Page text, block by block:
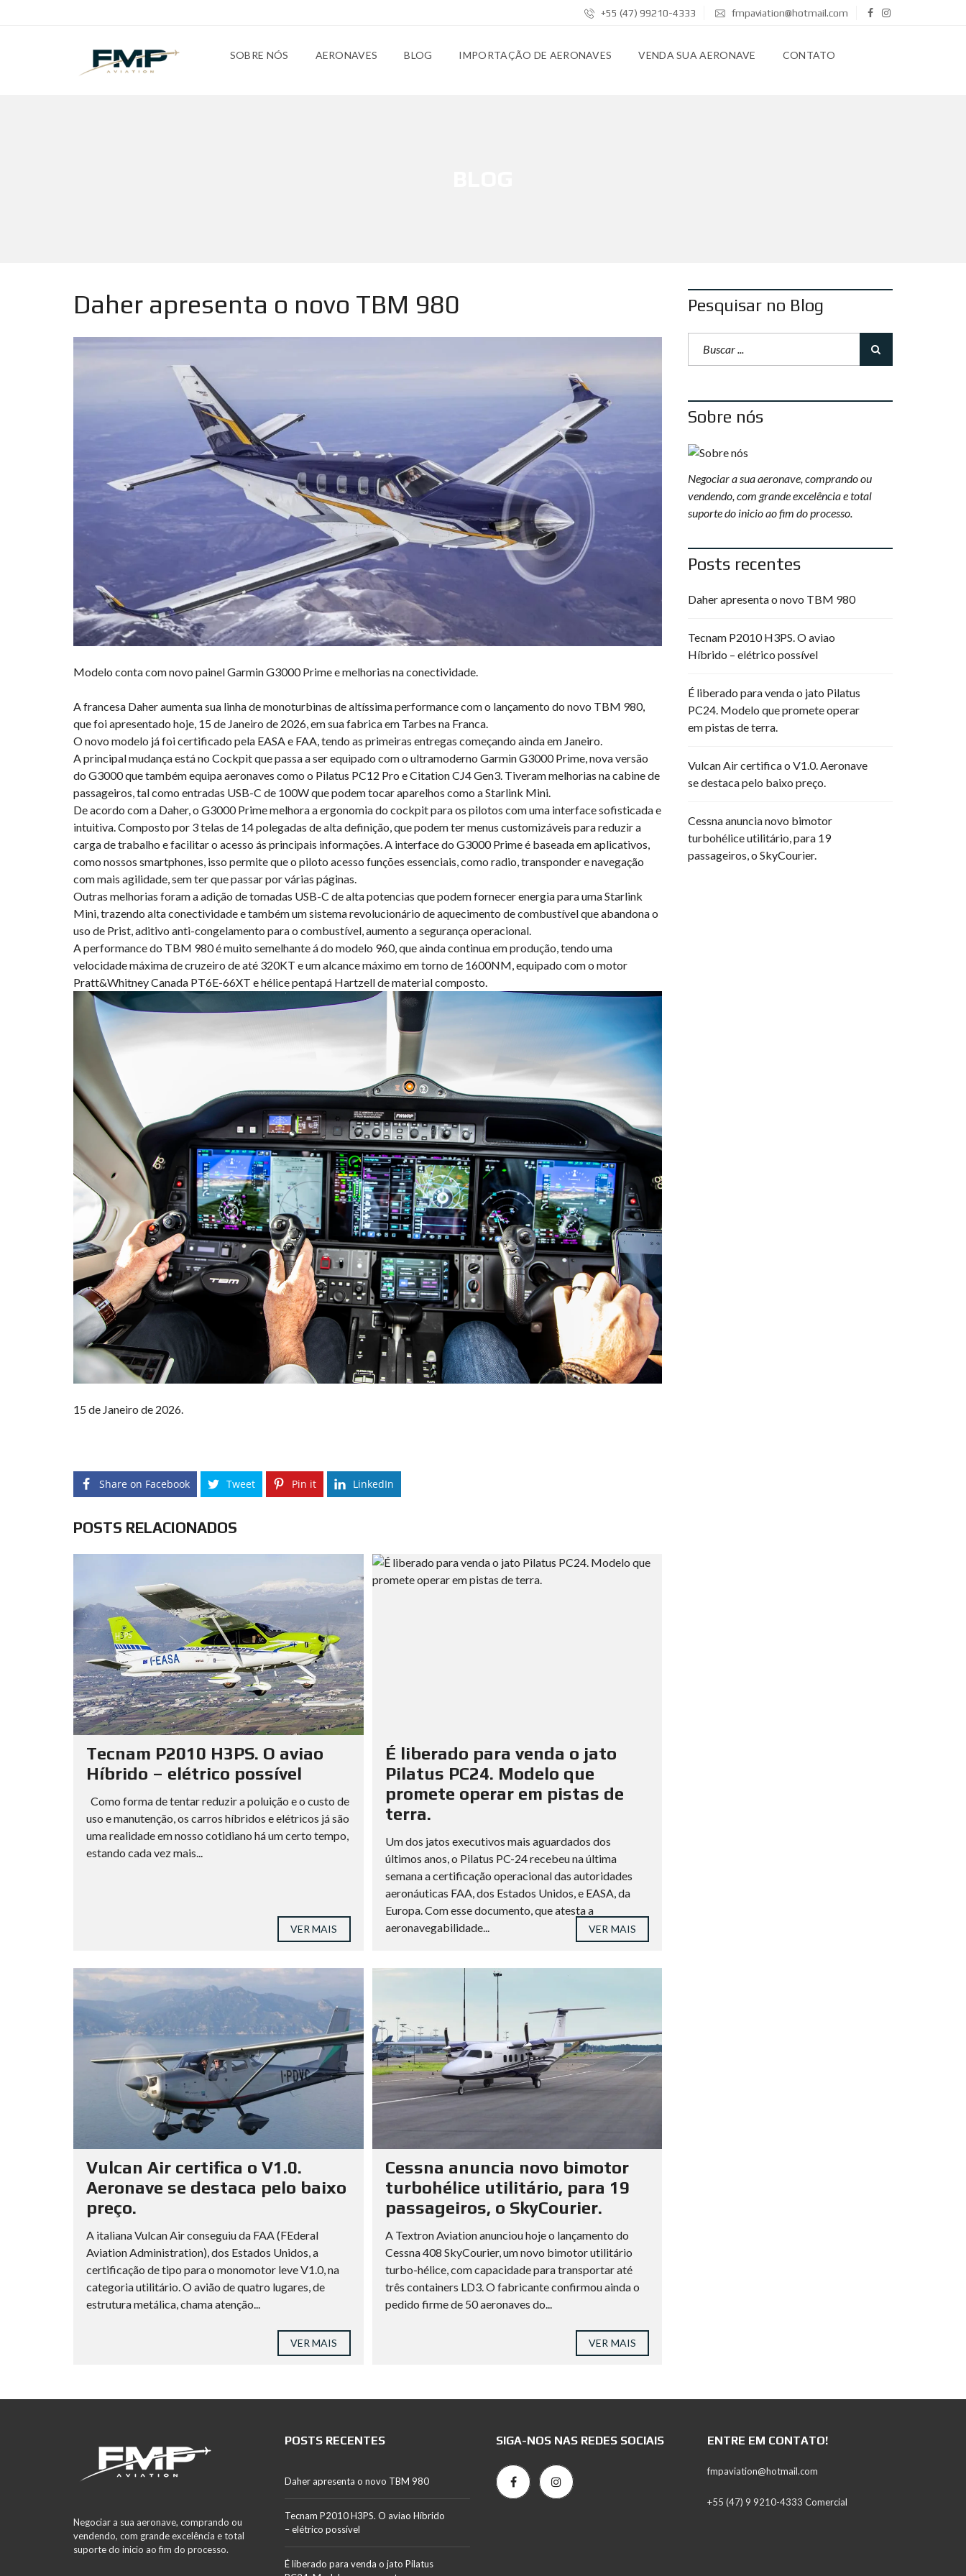
+55 (47) 99210-4333 fmpaviation@hotmail.com
SOBRE NÓS AERONAVES BLOG IMPORTAÇÃO DE AERONAVES VENDA SUA AERONAVE CONTATO
Daher apresenta o novo TBM 980
Modelo conta com novo painel Garmin G3000 Prime e melhorias na conectividade.
A francesa Daher aumenta sua linha de monoturbinas de altíssima performance com o lançamento do novo TBM 980,
que foi apresentado hoje, 15 de Janeiro de 2026, em sua fabrica em Tarbes na Franca.
O novo modelo já foi certificado pela EASA e FAA, tendo as primeiras entregas começando ainda em Janeiro.
A principal mudança está no Cockpit que passa a ser equipado com o ultramoderno Garmin G3000 Prime, nova versão
do G3000 que também equipa aeronaves como o Pilatus PC12 Pro e Citation CJ4 Gen3. Tiveram melhorias na cabine de
passageiros, tal como entradas USB-C de 100W que podem tocar aparelhos como a Starlink Mini.
De acordo com a Daher, o G3000 Prime melhora a ergonomia do cockpit para os pilotos com uma interface sofisticada e
intuitiva. Composto por 3 telas de 14 polegadas de alta definição, que podem ter menus customizáveis para reduzir a
carga de trabalho e facilitar o acesso ás principais informações. A interface do G3000 Prime é baseada em aplicativos,
como nossos smartphones, isso permite que o piloto acesso funções essenciais, como radio, transponder e navegação
com mais agilidade, sem ter que passar por várias páginas.
Outras melhorias foram a adição de tomadas USB-C de alta potencias que podem fornecer energia para uma Starlink
Mini, trazendo alta conectividade e também um sistema revolucionário de aquecimento de combustível que abandona o
uso de Prist, aditivo anti-congelamento para o combustível, aumento a segurança operacional.
A performance do TBM 980 é muito semelhante á do modelo 960, que ainda continua em produção, tendo uma
velocidade máxima de cruzeiro de até 320KT e um alcance máximo em torno de 1600NM, equipado com o motor
Pratt&Whitney Canada PT6E-66XT e hélice pentapá Hartzell de material composto.
15 de Janeiro de 2026.
Share on Facebook Tweet Pin it LinkedIn
POSTS RELACIONADOS
Tecnam P2010 H3PS. O aviao
Híbrido – elétrico possível
Como forma de tentar reduzir a poluição e o custo de
uso e manutenção, os carros híbridos e elétricos já são
uma realidade em nosso cotidiano há um certo tempo,
estando cada vez mais...
VER MAIS
É liberado para venda o jato
Pilatus PC24. Modelo que
promete operar em pistas de
terra.
Um dos jatos executivos mais aguardados dos
últimos anos, o Pilatus PC-24 recebeu na última
semana a certificação operacional das autoridades
aeronáuticas FAA, dos Estados Unidos, e EASA, da
Europa. Com esse documento, que atesta a
aeronavegabilidade...
VER MAIS
Vulcan Air certifica o V1.0.
Aeronave se destaca pelo baixo
preço.
A italiana Vulcan Air conseguiu da FAA (FEderal
Aviation Administration), dos Estados Unidos, a
certificação de tipo para o monomotor leve V1.0, na
categoria utilitário. O avião de quatro lugares, de
estrutura metálica, chama atenção...
VER MAIS
Cessna anuncia novo bimotor
turbohélice utilitário, para 19
passageiros, o SkyCourier.
A Textron Aviation anunciou hoje o lançamento do
Cessna 408 SkyCourier, um novo bimotor utilitário
turbo-hélice, com capacidade para transportar até
três containers LD3. O fabricante confirmou ainda o
pedido firme de 50 aeronaves do...
VER MAIS
Pesquisar no Blog
Sobre nós
Negociar a sua aeronave, comprando ou
vendendo, com grande excelência e total
suporte do inicio ao fim do processo.
Posts recentes
Daher apresenta o novo TBM 980
Tecnam P2010 H3PS. O aviao
Híbrido – elétrico possível
É liberado para venda o jato Pilatus
PC24. Modelo que promete operar
em pistas de terra.
Vulcan Air certifica o V1.0. Aeronave
se destaca pelo baixo preço.
Cessna anuncia novo bimotor
turbohélice utilitário, para 19
passageiros, o SkyCourier.
Negociar a sua aeronave, comprando ou
vendendo, com grande excelência e total
suporte do inicio ao fim do processo.
POSTS RECENTES
Daher apresenta o novo TBM 980
Tecnam P2010 H3PS. O aviao Híbrido
– elétrico possível
É liberado para venda o jato Pilatus
SIGA-NOS NAS REDES SOCIAIS ENTRE EM CONTATO!
fmpaviation@hotmail.com
+55 (47) 9 9210-4333 Comercial